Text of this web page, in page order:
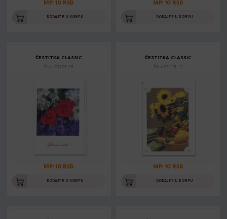
MP: 10 RSD
DODAJTE U KORPU
MP: 10 RSD
DODAJTE U KORPU
ČESTITKA CLASSIC
Šifra: C0125-05
MP: 10 RSD
DODAJTE U KORPU
ČESTITKA CLASSIC
Šifra: C0125-12
MP: 10 RSD
DODAJTE U KORPU